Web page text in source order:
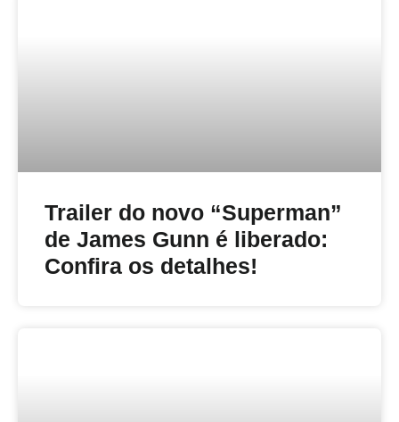
Trailer do novo “Superman”
de James Gunn é liberado:
Confira os detalhes!